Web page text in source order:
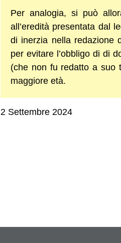
Per analogia, si può
all’eredità presentata dal
di inerzia nella redazione
per evitare l’obbligo di di
(che non fu redatto a suo
maggiore età.
2 Settembre 2024